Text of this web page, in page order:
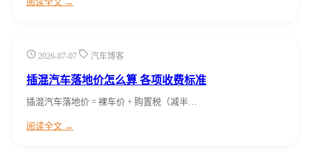
2026-07-07 汽车博客
插混汽车落地价怎么算 各项收费标准
插混汽车落地价 = 裸车价 + 购置税（减半…
阅读全文 →